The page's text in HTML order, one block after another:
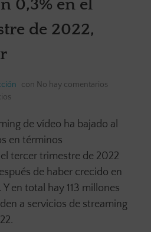
0,3% en el
de 2022,
con No hay comentarios
de vídeo ha bajado al
en términos
tercer trimestre de 2022
de haber crecido en
en total hay 113 millones
a servicios de streaming